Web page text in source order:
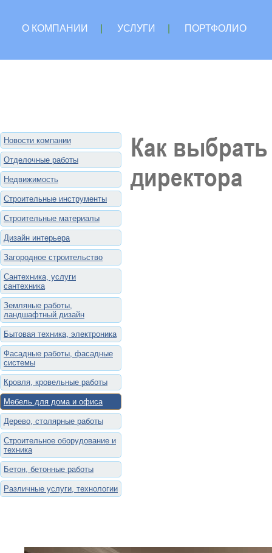
О КОМПАНИИ УСЛУГИ
ПОРТФОЛИО
Новости компании
Отделочные работы
Недвижимость
Строительные инструменты
Строительные материалы
Дизайн интерьера
Загородное строительство
Сантехника, услуги
сантехника
Земляные работы,
ландшафтный дизайн
Бытовая техника, электроника
Фасадные работы, фасадные
системы
Кровля, кровельные работы
Мебель для дома и офиса
Дерево, столярные работы
Строительное оборудование и
техника
Бетон, бетонные работы
Различные услуги, технологии
Как
директора